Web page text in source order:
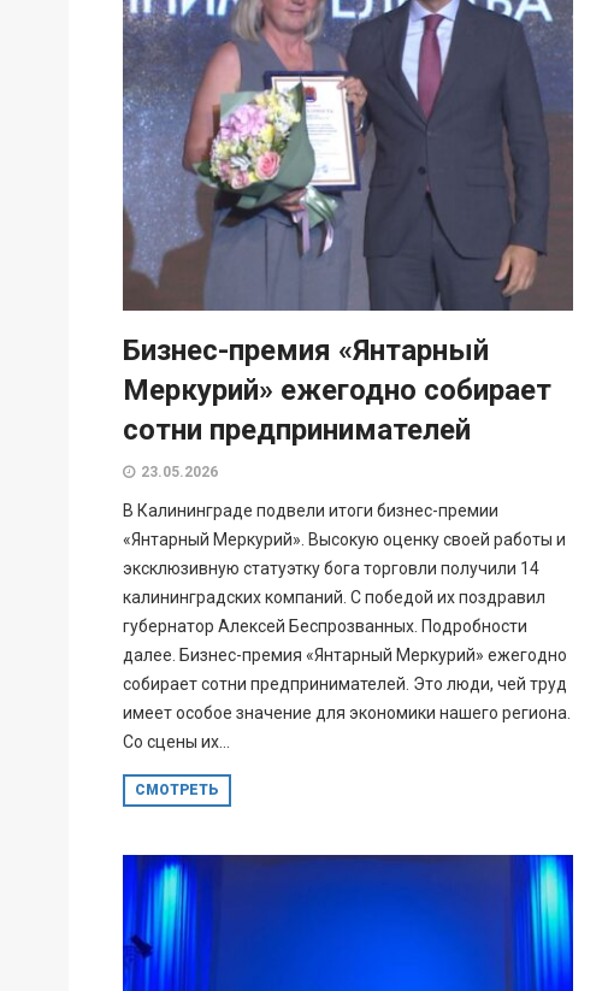
Бизнес-премия «Янтарный
Меркурий» ежегодно собирает
сотни предпринимателей
23.05.2026
В Калининграде подвели итоги бизнес-премии
«Янтарный Меркурий». Высокую оценку своей работы и
эксклюзивную статуэтку бога торговли получили 14
калининградских компаний. С победой их поздравил
губернатор Алексей Беспрозванных. Подробности
далее. Бизнес-премия «Янтарный Меркурий» ежегодно
собирает сотни предпринимателей. Это люди, чей труд
имеет особое значение для экономики нашего региона.
Со сцены их...
СМОТРЕТЬ